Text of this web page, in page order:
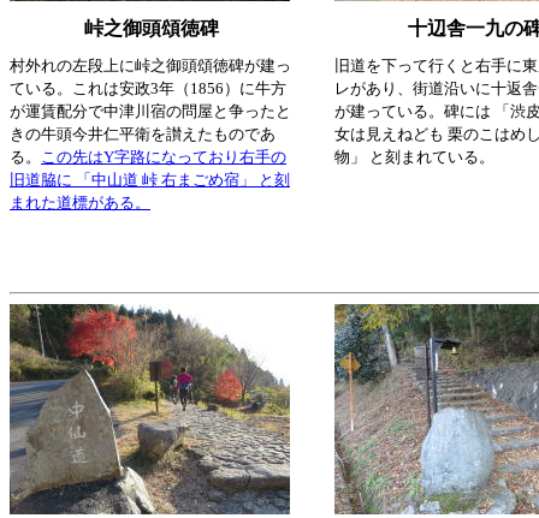
峠之御頭頌徳碑 十辺舎一九の
村外れの左段上に峠之御頭頌徳碑が建っ
ている。これは安政3年（1856）に牛方
が運賃配分で中津川宿の問屋と争ったと
きの牛頭今井仁平衛を讃えたものであ
る。 この先はY字路になっており右手の
旧道脇に 「中山道 峠 右まごめ宿」 と刻
まれた道標がある。
旧道を下って行くと右手に
レがあり、街道沿いに十返
が建っている。碑には 「渋
女は見えねども 栗のこはめ
物」 と刻まれている。